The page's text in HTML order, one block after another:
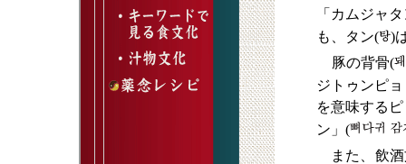
「カムジャ
も、タン(
)
豚の背骨(
ジトゥンピ
を意味する
ン」(
また、 飲